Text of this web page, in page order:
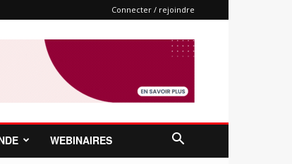
Connecter / rejoindre
WEBINAIRES